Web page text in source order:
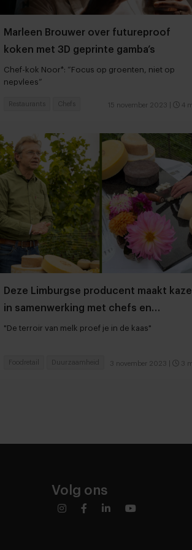
Marleen Brouwer over futureproof
koken met 3D geprinte gamba’s
Chef-kok Noor*: “Focus op groenten, niet op
nepvlees”
15 november 2023 4
Restaurants Chefs
Deze Limburgse producent maakt
in samenwerking met chefs en
wijnmakers
"De terroir van melk proef je in de kaas"
3 november 2023 3
Foodretail Duurzaamheid
Volg ons